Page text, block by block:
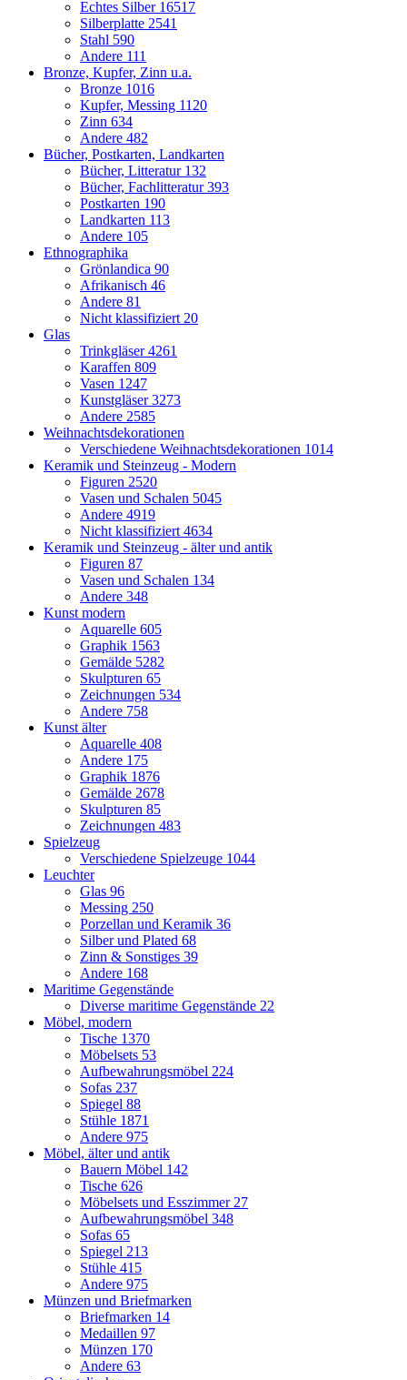
Echtes Silber 16517
Silberplatte 2541
Stahl 590
Andere 111
Bronze, Kupfer, Zinn u.a.
Bronze 1016
Kupfer, Messing 1120
Zinn 634
Andere 482
Bücher, Postkarten, Landkarten
Bücher, Litteratur 132
Bücher, Fachlitteratur393
Postkarten 190
Landkarten 113
Andere 105
Ethnographika
Grönlandica 90
Afrikanisch 46
Andere 81
Nicht klassifiziert20
Glas
Trinkgläser4261
Karaffen 809
Vasen 1247
Kunstgläser3273
Andere 2585
Weihnachtsdekorationen
Verschiedene Weihnachtsdekorationen 1014
Keramik und Steinzeug - Modern
Figuren 2520
Vasen und Schalen 5045
Andere 4919
Nicht klassifiziert4634
Keramik und Steinzeug - älter und antik
Figuren 87
Vasen und Schalen 134
Andere 348
Kunst modern
Aquarelle 605
Graphik 1563
Gemälde 5282
Skulpturen 65
Zeichnungen 534
Andere 758
Kunst älter
Aquarelle 408
Andere 175
Graphik 1876
Gemälde 2678
Skulpturen 85
Zeichnungen 483
Spielzeug
Verschiedene Spielzeuge 1044
Leuchter
Glas 96
Messing 250
Porzellan und Keramik 36
Silber und Plated 68
Zinn & Sonstiges 39
Andere 168
Maritime Gegenstände
Diverse maritime Gegenstände 22
Möbel, modern
Tische 1370
Möbelsets 53
Aufbewahrungsmöbel 224
Sofas 237
Spiegel 88
Stühle 1871
Andere 975
Möbel, älter und antik
Bauern Möbel 142
Tische 626
Möbelsets und Esszimmer27
Aufbewahrungsmöbel 348
Sofas 65
Spiegel 213
Stühle 415
Andere 975
Münzen und Briefmarken
Briefmarken 14
Medaillen 97
Münzen 170
Andere 63